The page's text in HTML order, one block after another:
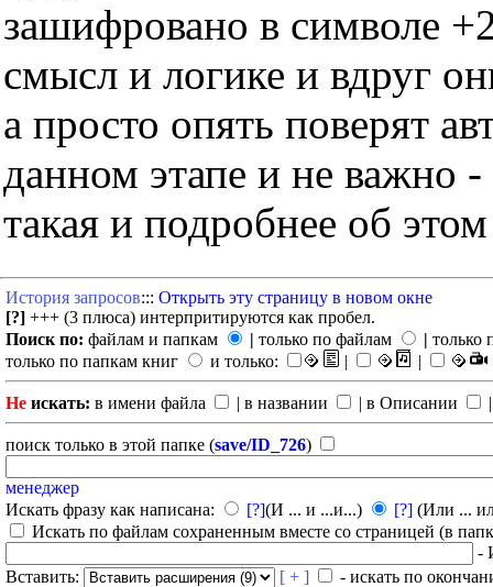
зашифровано в символе
смысл и логике и вдруг
а просто опять поверят
данном этапе и не важно
такая и подробнее об
История запросов::: Открыть эту страницу в новом окне
[?] +++ (3 плюса) интерпритируются как пробел.
Поиск по: файлам и папкам | только по файлам | только
только по папкам книг
и только: | |
Не искать: в имени файла | в названии | в Описании
поиск только в этой папке (save/ID_726)
менеджер
Искать фразу как написана:
[?](И ... и ...и...) [?] (Или ...
Искать по файлам сохраненным вместе со страницей (в
-
Вставить:
[ + ] - искать по